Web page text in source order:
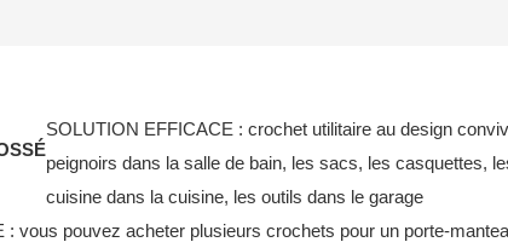
SOLUTION EFFICACE : crochet utilitaire au design
peignoirs dans la salle de bain, les sacs, les casquettes,
cuisine dans la cuisine, les outils dans le garage
vous pouvez acheter plusieurs crochets pour un porte-